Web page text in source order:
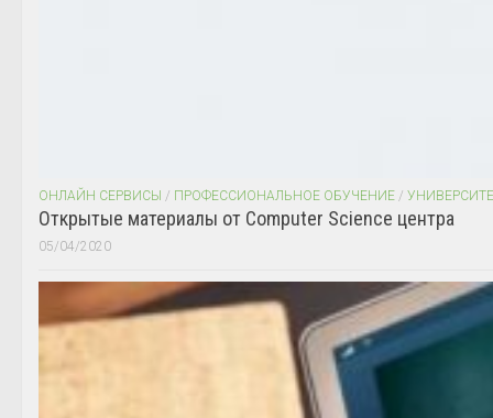
ОНЛАЙН СЕРВИСЫ / ПРОФЕССИОНАЛЬНОЕ ОБУЧЕНИЕ /
Открытые материалы от Computer Science центра
05/04/2020